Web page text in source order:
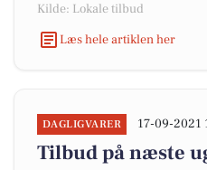
Kilde: Lokale tilbud
Læs hele artiklen her
DAGLIGVARER 17-09-2021
Tilbud på næste